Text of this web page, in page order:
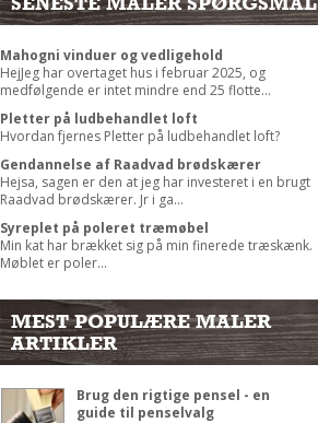
Mahogni vinduer og vedligehold
HejJeg har overtaget hus i februar 2025, og
medfølgende er intet mindre end 25 flotte...
Pletter på ludbehandlet loft
Hvordan fjernes Pletter på ludbehandlet loft?
Gendannelse af Raadvad brødskærer
Hejsa, sagen er den at jeg har investeret i en brugt
Raadvad brødskærer. Jr i ga...
Syreplet på poleret træmøbel
Min kat har brækket sig på min finerede træskænk.
Møblet er poler...
MEST POPULÆRE MALER
ARTIKLER
Brug den rigtige pensel - en
guide til penselvalg